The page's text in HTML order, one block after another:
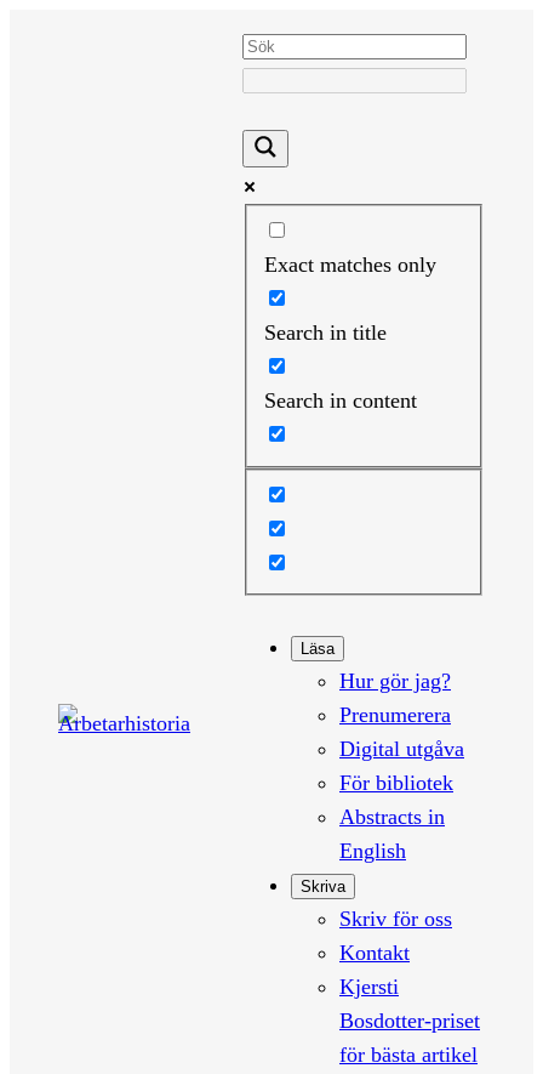
Exact matches only
Search in title
Search in content
Läsa
Hur gör jag?
Prenumerera
Digital utgåva
För bibliotek
Abstracts in
English
Skriva
Skriv för oss
Kontakt
Kjersti
Bosdotter-priset
för bästa artikel